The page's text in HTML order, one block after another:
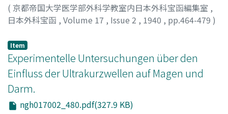
( 京都帝国大学医学部外科学教室内日本外科宝函編集室 ,
日本外科宝函 , Volume 17 , Issue 2 , 1940 , pp.464-479 )
Item
Experimentelle Untersuchungen über den
Einfluss der Ultrakurzwellen auf Magen und
Darm.
ngh017002_480.pdf(327.9 KB)